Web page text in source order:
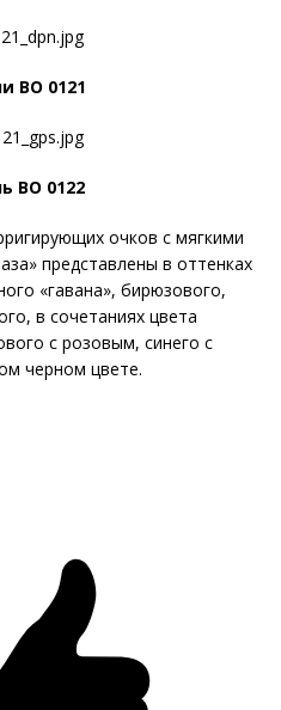
BO 0121
BO 0122
очков с мягкими
представлены в оттенках
«гавана», бирюзового,
в сочетаниях цвета
с розовым, синего с
черном цвете.